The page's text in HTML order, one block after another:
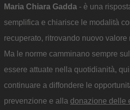
Maria Chiara Gadda - è una
semplifica e chiarisce le modalità
recuperato, ritrovando nuovo
Ma le norme camminano sempre
essere attuate nella quotidianità,
continuare a diffondere le
prevenzione e alla donazione delle